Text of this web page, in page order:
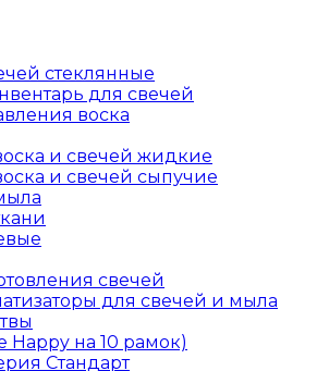
стеклянные
для свечей
воска
и свечей жидкие
и свечей сыпучие
свечей
для свечей и мыла
Happy на 10 рамок)
Стандарт